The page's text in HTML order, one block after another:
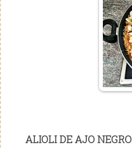
ALIOLI DE AJO NEGRO